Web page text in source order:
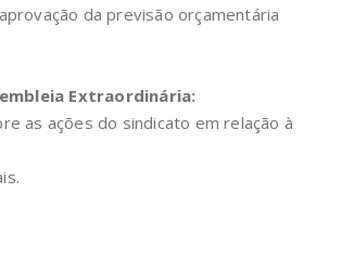
da previsão orçamentária
Extraordinária:
as ações do sindicato em relação à